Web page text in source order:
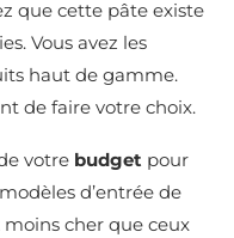
que cette pâte existe
Vous avez les
haut de gamme.
de faire votre choix.
votre budget pour
d’entrée de
cher que ceux